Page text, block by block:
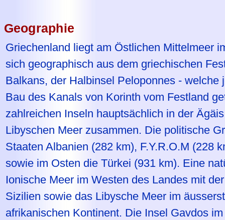
Geographie
Griechenland liegt am Östlichen Mittelmeer
sich geographisch aus dem griechischen
Balkans, der Halbinsel Peloponnes - welche
Bau des Kanals von Korinth vom Festland
zahlreichen Inseln hauptsächlich in der
Libyschen Meer zusammen. Die politische
Staaten Albanien (282 km), F.Y.R.O.M (228
sowie im Osten die Türkei (931 km). Eine
Ionische Meer im Westen des Landes mit
Sizilien sowie das Libysche Meer im
afrikanischen Kontinent. Die Insel Gavdos